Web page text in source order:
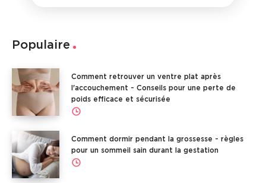
Populaire
Comment retrouver un ventre plat après
l'accouchement - Conseils pour une perte de
poids efficace et sécurisée
Comment dormir pendant la grossesse - règles
pour un sommeil sain durant la gestation